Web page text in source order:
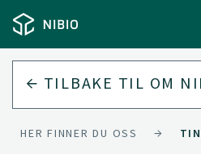
TILBAKE TIL OM
HER FINNER DU OSS